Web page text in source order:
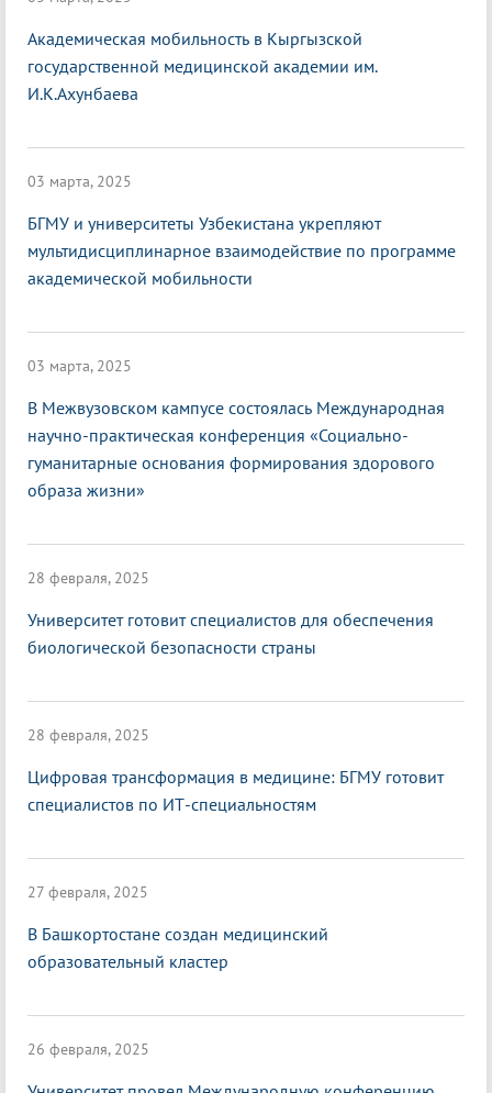
Академическая мобильность в Кыргызской
государственной медицинской академии им.
И.К.Ахунбаева
03 марта, 2025
БГМУ и университеты Узбекистана укрепляют
мультидисциплинарное взаимодействие по программе
академической мобильности
03 марта, 2025
В Межвузовском кампусе состоялась Международная
научно-практическая конференция «Социально-
гуманитарные основания формирования здорового
образа жизни»
28 февраля, 2025
Университет готовит специалистов для обеспечения
биологической безопасности страны
28 февраля, 2025
Цифровая трансформация в медицине: БГМУ готовит
специалистов по ИТ-специальностям
27 февраля, 2025
В Башкортостане создан медицинский
образовательный кластер
26 февраля, 2025